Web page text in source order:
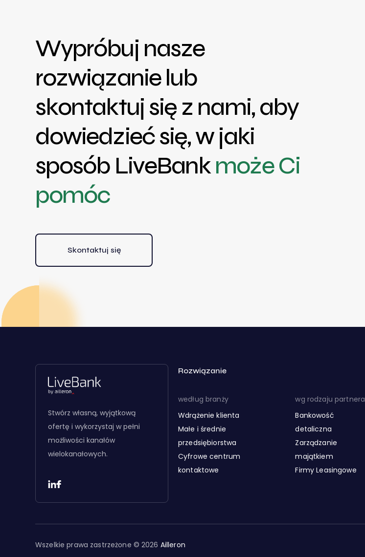
Wypróbuj nasze
rozwiązanie lub
skontaktuj się z nami, aby
dowiedzieć się, w jaki
sposób LiveBankmoże Ci
pomóc
Skontaktuj się
Stwórz własną, wyjątkową
ofertę i wykorzystaj w pełni
możliwości kanałów
wielokanałowych.
Rozwiązanie
według branży
Wdrążenie klienta
Małe i średnie
przedsiębiorstwa
Cyfrowe centrum
kontaktowe
wg rodzaju partnera
Bankowość
detaliczna
Zarządzanie
majątkiem
Firmy Leasingowe
Wszelkie prawa zastrzeżone © 2026 Ailleron